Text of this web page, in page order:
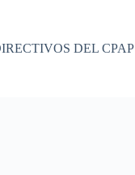
DEL CPAP